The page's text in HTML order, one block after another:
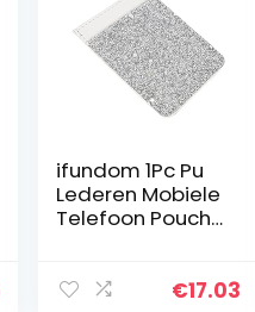
ifundom 1Pc Pu
Lederen Mobiele
Telefoon Pouch
Cellphone Back
€17.03